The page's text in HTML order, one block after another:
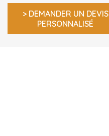
> DEMANDER UN DEVIS
PERSONNALISÉ